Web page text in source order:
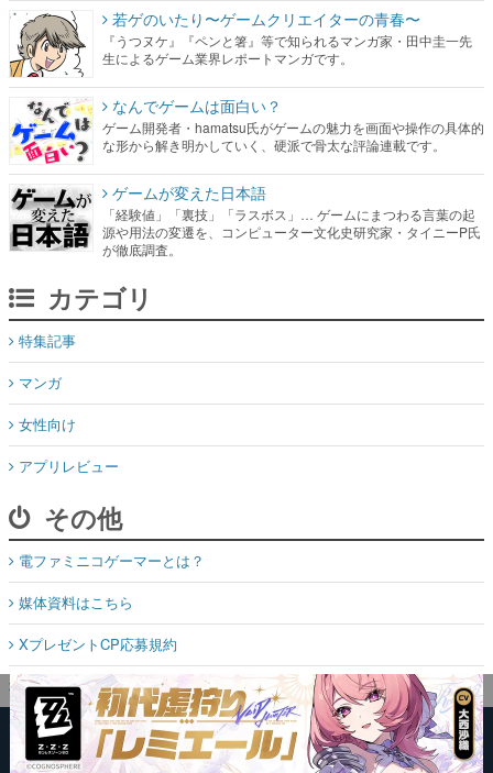
若ゲのいたり〜ゲームクリエイターの青春〜
『うつヌケ』『ペンと箸』等で知られるマンガ家・田中圭一先
生によるゲーム業界レポートマンガです。
なんでゲームは面白い？
ゲーム開発者・hamatsu氏がゲームの魅力を画面や操作の具体的
な形から解き明かしていく、硬派で骨太な評論連載です。
ゲームが変えた日本語
「経験値」「裏技」「ラスボス」… ゲームにまつわる言葉の起
源や用法の変遷を、コンピューター文化史研究家・タイニーP氏
が徹底調査。
カテゴリ
特集記事
マンガ
女性向け
アプリレビュー
その他
電ファミニコゲーマーとは？
媒体資料はこちら
XプレゼントCP応募規約
運営：株式会社マレ
お問い合わせ
©Mare Inc.